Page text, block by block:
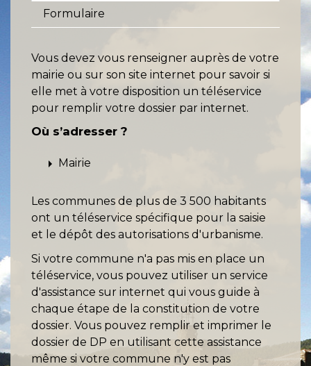
Formulaire
Vous devez vous renseigner auprès de votre
mairie ou sur son site internet pour savoir si
elle met à votre disposition un téléservice
pour remplir votre dossier par internet.
Où s’adresser ?
arrow_right Mairie
Les communes de plus de 3 500 habitants
ont un téléservice spécifique pour la saisie
et le dépôt des autorisations d'urbanisme.
Si votre commune n'a pas mis en place un
téléservice, vous pouvez utiliser un service
d'assistance sur internet qui vous guide à
chaque étape de la constitution de votre
dossier. Vous pouvez remplir et imprimer le
dossier de DP en utilisant cette assistance
même si votre commune n'y est pas